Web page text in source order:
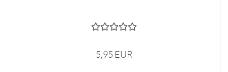
5,95 EUR